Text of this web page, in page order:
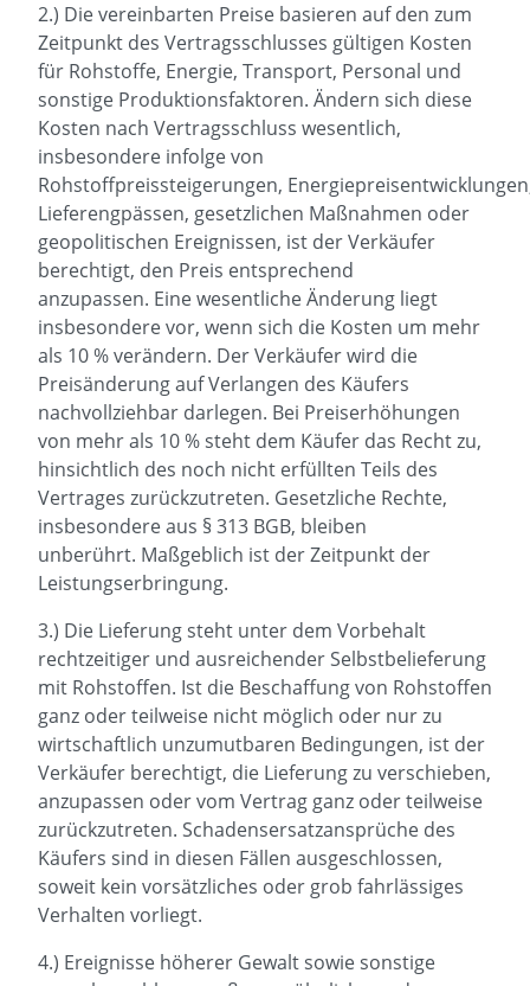
2.) Die vereinbarten Preise basieren auf den zum
Zeitpunkt des Vertragsschlusses gültigen Kosten
für Rohstoffe, Energie, Transport, Personal und
sonstige Produktionsfaktoren. Ändern sich diese
Kosten nach Vertragsschluss wesentlich,
insbesondere infolge von
Rohstoffpreissteigerungen,
Lieferengpässen, gesetzlichen Maßnahmen oder
geopolitischen Ereignissen, ist der Verkäufer
berechtigt, den Preis entsprechend
anzupassen. Eine wesentliche Änderung liegt
insbesondere vor, wenn sich die Kosten um mehr
als 10 % verändern. Der Verkäufer wird die
Preisänderung auf Verlangen des Käufers
nachvollziehbar darlegen. Bei Preiserhöhungen
von mehr als 10 % steht dem Käufer das Recht zu,
hinsichtlich des noch nicht erfüllten Teils des
Vertrages zurückzutreten. Gesetzliche Rechte,
insbesondere aus § 313 BGB, bleiben
unberührt. Maßgeblich ist der Zeitpunkt der
Leistungserbringung.
3.) Die Lieferung steht unter dem Vorbehalt
rechtzeitiger und ausreichender Selbstbelieferung
mit Rohstoffen. Ist die Beschaffung von Rohstoffen
ganz oder teilweise nicht möglich oder nur zu
wirtschaftlich unzumutbaren Bedingungen, ist der
Verkäufer berechtigt, die Lieferung zu verschieben,
anzupassen oder vom Vertrag ganz oder teilweise
zurückzutreten. Schadensersatzansprüche des
Käufers sind in diesen Fällen ausgeschlossen,
soweit kein vorsätzliches oder grob fahrlässiges
Verhalten vorliegt.
4.) Ereignisse höherer Gewalt sowie sonstige